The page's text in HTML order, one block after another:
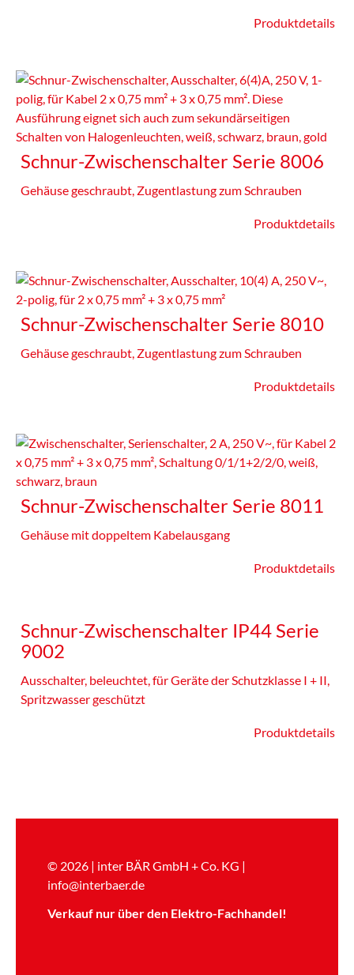
Produktdetails
Schnur-Zwischenschalter Serie 8006
Gehäuse geschraubt, Zugentlastung zum Schrauben
Produktdetails
Schnur-Zwischenschalter Serie 8010
Gehäuse geschraubt, Zugentlastung zum Schrauben
Produktdetails
Schnur-Zwischenschalter Serie 8011
Gehäuse mit doppeltem Kabelausgang
Produktdetails
Schnur-Zwischenschalter IP44 Serie
9002
Ausschalter, beleuchtet, für Geräte der Schutzklasse I + II,
Spritzwasser geschützt
Produktdetails
© 2026 | inter BÄR GmbH + Co. KG |
info@interbaer.de
Verkauf nur über den Elektro-Fachhandel!